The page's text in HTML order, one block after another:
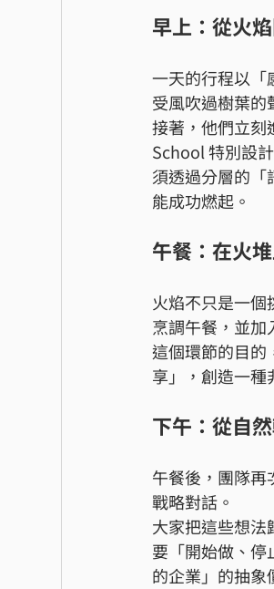
早上：從火
一天的行程以「
受風吹過樹葉的
接著，他們立
School 特別設
須透過分層的「
能成功燃起。
午餐：在火
火焰不只是一
烹調午餐，並加
這個環節的目
享」，創造一種
下午：從自
午餐後，團隊
戰略對話。
大家把這些想法
要「開始做、
的企業」的抽象